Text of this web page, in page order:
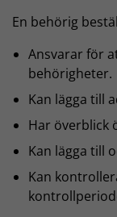
En behörig
Ansvarar för
behörigheter.
Kan lägga till
Har överblick
Kan lägga till
Kan